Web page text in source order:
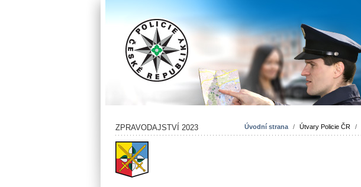
Úvodní strana / Útvary Policie ČR /
ZPRAVODAJSTVÍ 2023